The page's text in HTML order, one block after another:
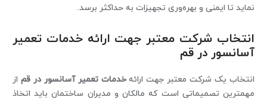
نماید تا ایمنی و بهره‌وری تجهیزات به حداکثر برسد.
انتخاب شرکت معتبر جهت ارائه خدمات تعمیر
آسانسور در قم
انتخاب یک شرکت معتبر جهت ارائهخدمات تعمیر آسانسور در قم از
مهمترین تصمیماتی است که مالکان و مدیران ساختمان باید اتخاذ